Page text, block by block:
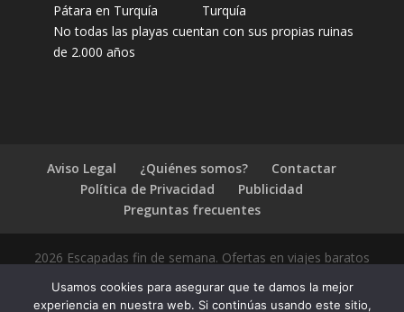
Turquía
No todas las playas cuentan con sus propias ruinas
de 2.000 años
Aviso Legal ¿Quiénes somos?
Contactar
Política de Privacidad
Publicidad
Preguntas frecuentes
2026 Escapadas fin de semana. Ofertas en viajes baratos
Usamos cookies para asegurar que te damos la mejor
experiencia en nuestra web. Si continúas usando este sitio,